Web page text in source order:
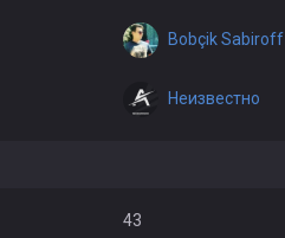
Bobçik Sabiroff
Неизвестно
43